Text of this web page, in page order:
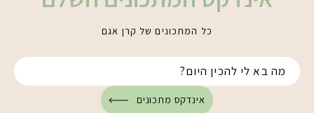
כל המתכונים של קרן אגם
אינדקס מתכונים